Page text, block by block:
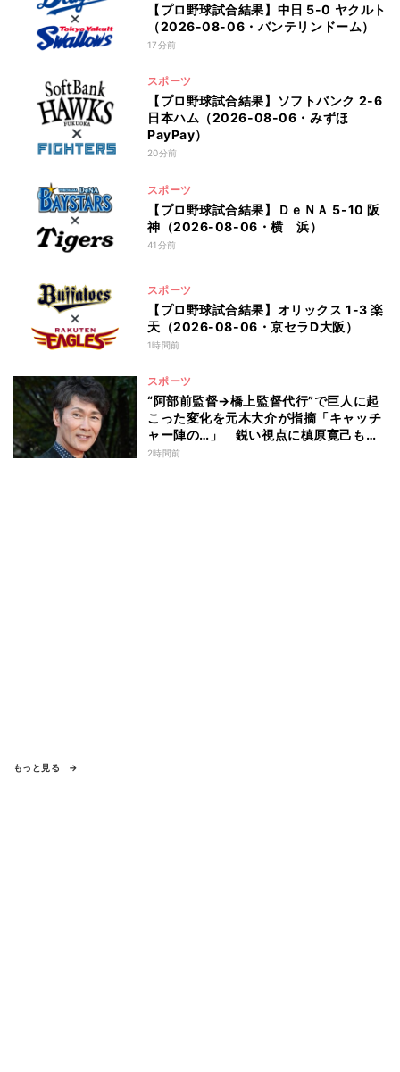
【プロ野球試合結果】中日 5-0 ヤクルト
（2026-08-06・バンテリンドーム）
17分前
スポーツ
【プロ野球試合結果】ソフトバンク 2-6
日本ハム（2026-08-06・みずほ
PayPay）
20分前
スポーツ
【プロ野球試合結果】ＤｅＮＡ 5-10 阪
神（2026-08-06・横 浜）
41分前
スポーツ
【プロ野球試合結果】オリックス 1-3 楽
天（2026-08-06・京セラD大阪）
1時間前
スポーツ
“阿部前監督→橋上監督代行”で巨人に起
こった変化を元木大介が指摘「キャッチ
ャー陣の…」 鋭い視点に槙原寛己も感
心「やっぱりクセ者だな」
2時間前
もっと見る